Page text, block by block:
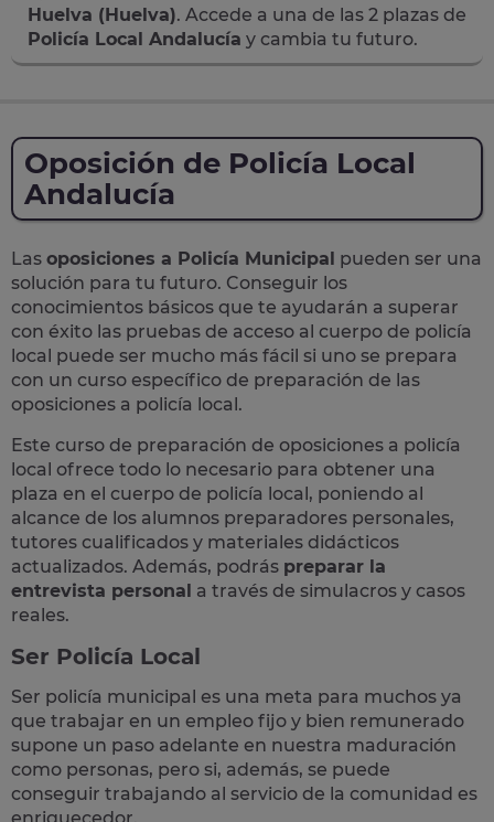
Huelva (Huelva). Accede a una de las 2 plazas de
Policía Local Andalucía y cambia tu futuro.
Oposición de Policía Local
Andalucía
Las oposiciones a Policía Municipal pueden ser una
solución para tu futuro. Conseguir los
conocimientos básicos que te ayudarán a superar
con éxito las pruebas de acceso al cuerpo de policía
local puede ser mucho más fácil si uno se prepara
con un curso específico de preparación de las
oposiciones a policía local.
Este curso de preparación de oposiciones a policía
local ofrece todo lo necesario para obtener una
plaza en el cuerpo de policía local, poniendo al
alcance de los alumnos preparadores personales,
tutores cualificados y materiales didácticos
actualizados. Además, podrás preparar la
entrevista personal a través de simulacros y casos
reales.
Ser Policía Local
Ser policía municipal es una meta para muchos ya
que trabajar en un empleo fijo y bien remunerado
supone un paso adelante en nuestra maduración
como personas, pero si, además, se puede
conseguir trabajando al servicio de la comunidad es